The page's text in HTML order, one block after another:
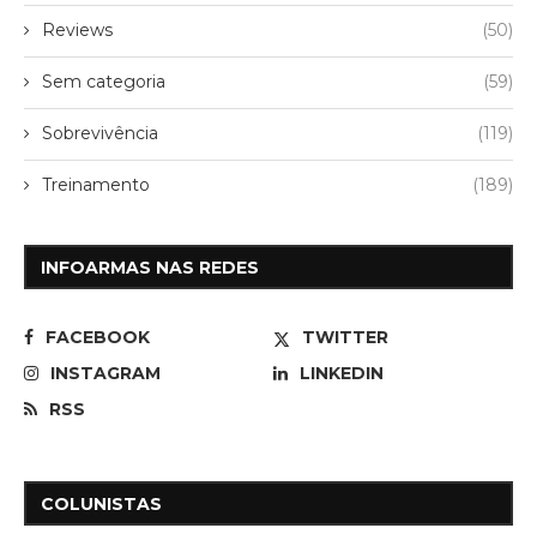
Reviews (50)
Sem categoria (59)
Sobrevivência (119)
Treinamento (189)
INFOARMAS NAS REDES
FACEBOOK
TWITTER
INSTAGRAM
LINKEDIN
RSS
COLUNISTAS